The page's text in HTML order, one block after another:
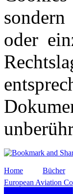
oder
Home Bücher
European Aviation